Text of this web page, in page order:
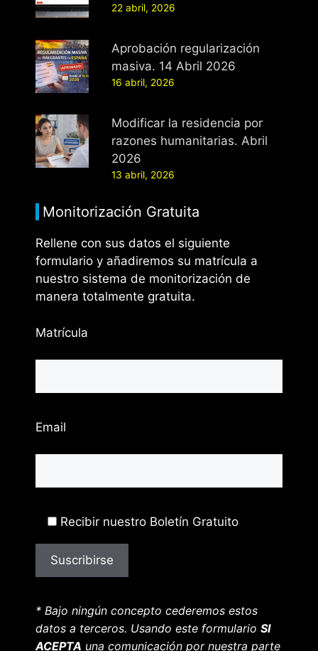
22 abril, 2026
Aprobación regularización
masiva. 14 Abril 2026
16 abril, 2026
Modificar la residencia por
razones humanitarias. Abril
2026
13 abril, 2026
Monitorización Gratuita
Rellene con sus datos el siguiente
formulario y añadiremos su matrícula a
nuestro sistema de monitorización de
manera totalmente gratuita.
Matrícula
Email
Recibir nuestro Boletín Gratuito
* Bajo ningún concepto cederemos estos
datos a terceros. Usando este formulario SI
ACEPTA una comunicación por nuestra parte